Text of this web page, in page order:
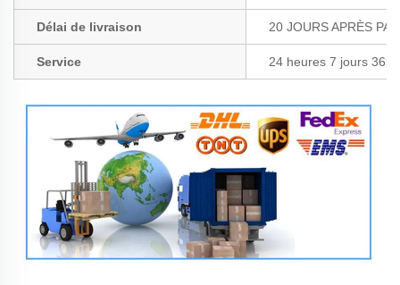
Délai de livraison 20 JOURS APRÈS
Service 24 heures 7 jours 365